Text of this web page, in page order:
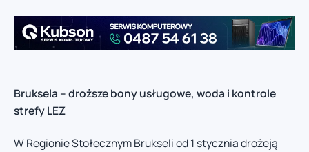
Bruksela – droższe bony usługowe, woda i kontrole
strefy LEZ
W Regionie Stołecznym Brukseli od 1 stycznia drożeją